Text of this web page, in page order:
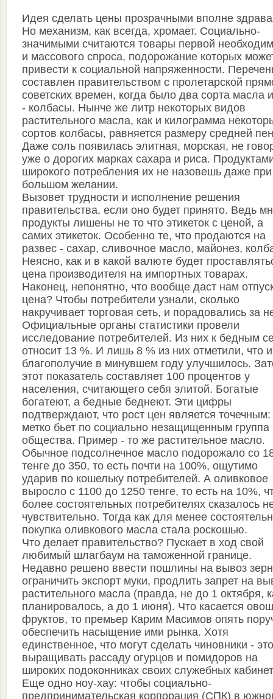
Идея сделать цены прозрачными вполне
Но механизм, как всегда, хромает. Социально-
значимыми считаются товары первой
и массового спроса, подорожание которых
привести к социальной напряженности.
составлен правительством с пролетарской
советских времен, когда было два сорта масла
- колбасы. Нынче же литр некоторых видов
растительного масла, как и килограмма
сортов колбасы, равняется размеру средней
Даже соль появилась элитная, морская, не
уже о дорогих марках сахара и риса.
широкого потребления их не назовешь даже при
большом желании.
Вызовет трудности и исполнение решения
правительства, если оно будет принято. Ведь
продукты лишены не то что этикеток с ценой, а
самих этикеток. Особенно те, что продаются на
развес - сахар, сливочное масло, майонез,
Неясно, как и в какой валюте будет
цена производителя на импортных товарах.
Наконец, непонятно, что вообще даст нам
цена? Чтобы потребители узнали, сколько
накручивает торговая сеть, и порадовались за
Официальные органы статистики провели
исследование потребителей. Из них к бедным
относит 13 %. И лишь 8 % из них отметили, что
благополучие в минувшем году улучшилось.
этот показатель составляет 100 процентов у
населения, считающего себя элитой. Богатые
богатеют, а бедные беднеют. Эти цифры
подтверждают, что рост цен является
метко бьет по социально незащищенным группа
общества. Пример - то же растительное масло.
Обычное подсолнечное масло подорожало со
тенге до 350, то есть почти на 100%, ощутимо
ударив по кошельку потребителей. А оливковое
выросло с 1100 до 1250 тенге, то есть на 10%,
более состоятельных потребителях сказалось
чувствительно. Тогда как для менее
покупка оливкового масла стала роскошью.
Что делает правительство? Пускает в ход свой
любимый шлагбаум на таможенной границе.
Недавно решено ввести пошлины на вывоз
ограничить экспорт муки, продлить запрет на
растительного масла (правда, не до 1 октября,
планировалось, а до 1 июня). Что касается
фруктов, то премьер Карим Масимов опять
обеспечить насыщение ими рынка. Хотя
единственное, что могут сделать чиновники - это
выращивать рассаду огурцов и помидоров на
широких подоконниках своих служебных
Еще одно ноу-хау: чтобы социально-
предпринимательская корпорация (СПК) в